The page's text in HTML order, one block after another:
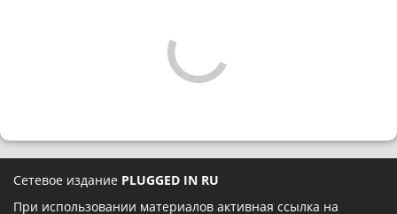
Сетевое издание PLUGGED IN RU
При использовании материалов активная ссылка на